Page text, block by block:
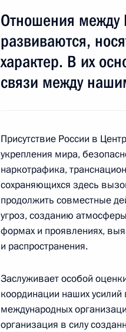
Встреча с Президентом
10 июля 2015 года, 09:30
Каримовым
30 марта 2015 года, 17:15
Поздравление Исламу
Президента Узбекистана
30 марта 2015 года, 14:35
Подписан закон о
соглашения
Отношения между
развиваются,
характер. В их
связи между
Присутствие России в
укрепления мира,
наркотрафика,
сохраняющихся здесь
продолжить совместные
угроз, созданию
формах и проявлениях,
и распространения.
Заслуживает особой
координации наших
международных
организация в силу